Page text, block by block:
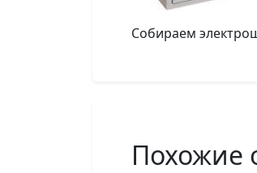
Собираем
Похожие